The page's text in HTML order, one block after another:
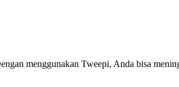
menggunakan Tweepi, Anda bisa